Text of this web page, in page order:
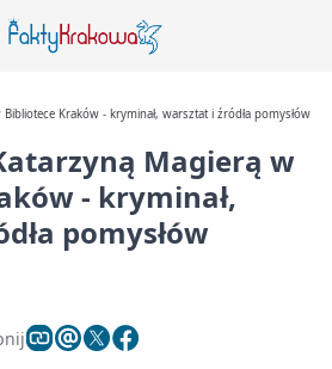
Kraków - kryminał, warsztat i źródła pomysłów
Magierą w
- kryminał,
pomysłów